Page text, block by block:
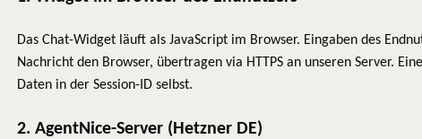
Das Chat-Widget läuft als JavaScript im Browser. Eingaben des
Nachricht den Browser, übertragen via HTTPS an unseren Server.
Daten in der Session-ID selbst.
2. AgentNice-Server (Hetzner DE)